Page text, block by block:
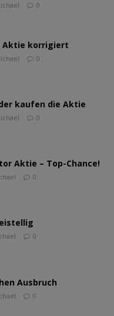
0
Aktie korrigiert
0
kaufen die Aktie
0
Aktie – Top-Chance!
0
0
Ausbruch
0